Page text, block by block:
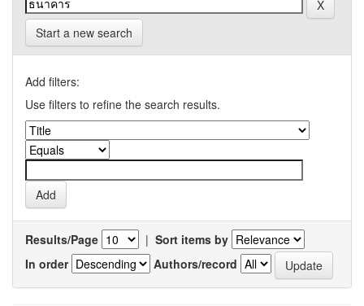
Start a new search
Add filters:
Use filters to refine the search results.
Results/Page | Sort items by
In order
Authors/record